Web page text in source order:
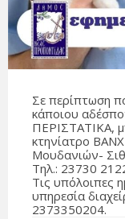
Σε περίπτωση
κάποιου
ΠΕΡΙΣΤΑΤΙΚΑ,
κτηνίατρο
Μουδανιών-
Τηλ.: 23730
Τις υπόλοιπες
υπηρεσία
2373350204.